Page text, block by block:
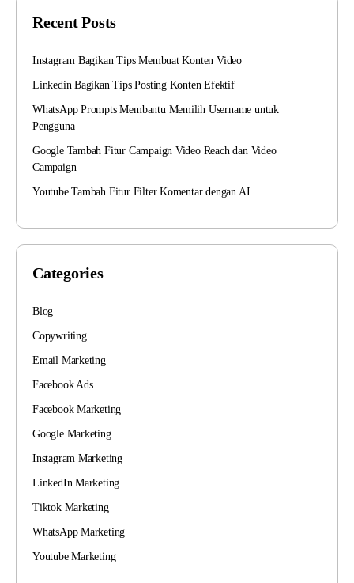
Recent Posts
Instagram Bagikan Tips Membuat Konten Video
Linkedin Bagikan Tips Posting Konten Efektif
WhatsApp Prompts Membantu Memilih Username untuk
Pengguna
Google Tambah Fitur Campaign Video Reach dan Video
Campaign
Youtube Tambah Fitur Filter Komentar dengan AI
Categories
Blog
Copywriting
Email Marketing
Facebook Ads
Facebook Marketing
Google Marketing
Instagram Marketing
LinkedIn Marketing
Tiktok Marketing
WhatsApp Marketing
Youtube Marketing